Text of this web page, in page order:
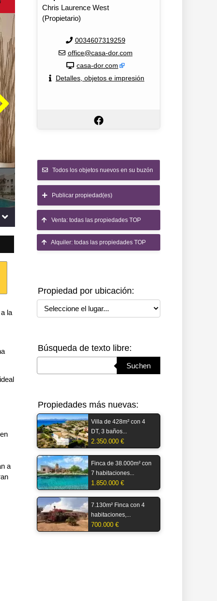
la
a
Chris Laurence West
(Propietario)
0034607319259
office@casa-dor.com
casa-dor.com
Detalles, objetos e impresión
Todos los objetos nuevos en su buzón
Publicar propiedad(es)
Venta: todas las propiedades TOP
Alquiler: todas las propiedades TOP
Propiedad por ubicación:
Seleccione el lugar
Búsqueda de texto libre:
Suchen
Propiedades más nuevas:
Villa de 428m² con 4
DT, 3 baños...
2.350.000 €
Finca de 38.000m² con
7 habitaciones...
1.850.000 €
7.130m² Finca con 4
habitaciones,...
700.000 €